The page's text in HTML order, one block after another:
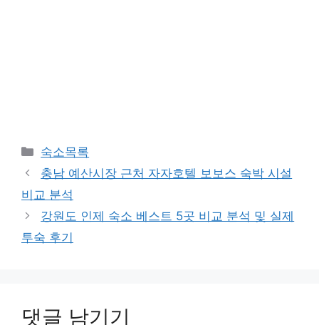
카
테
고
리
숙소목록
충남 예산시장 근처 자자호텔 보보스 숙박 시설
비교 분석
강원도 인제 숙소 베스트 5곳 비교 분석 및 실제
투숙 후기
댓글 남기기